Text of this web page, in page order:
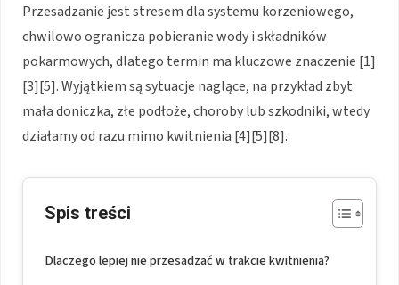
Przesadzanie jest stresem dla systemu korzeniowego,
chwilowo ogranicza pobieranie wody i składników
pokarmowych, dlatego termin ma kluczowe znaczenie [1]
[3][5]. Wyjątkiem są sytuacje naglące, na przykład zbyt
mała doniczka, złe podłoże, choroby lub szkodniki, wtedy
działamy od razu mimo kwitnienia [4][5][8].
Spis treści
Dlaczego lepiej nie przesadzać w trakcie kwitnienia?